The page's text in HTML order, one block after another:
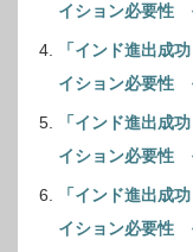
イション必要性
「インド進出成
イション必要性
「インド進出成
イション必要性
「インド進出成
イション必要性